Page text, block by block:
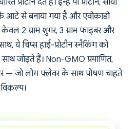
प्रोटीन देते हैं। इन्हें पी प्रोटीन, सोया
आटे से बनाया गया है और एवोकाडो
2 ग्राम शुगर, 3 ग्राम फाइबर और
ये चिप्स हाई-प्रोटीन स्नैकिंग को
जोड़ते हैं। Non-GMO प्रमाणित,
— जो लोग फ्लेवर के साथ पोषण चाहते